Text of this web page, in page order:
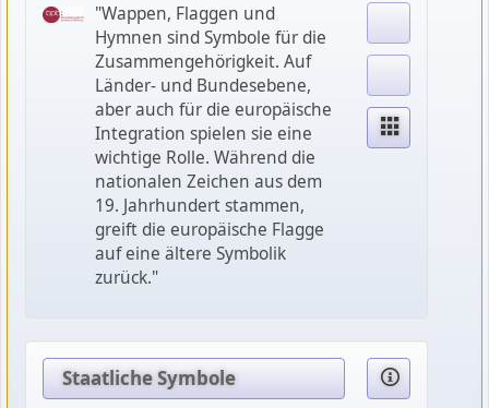
"Wappen, Flaggen und
Hymnen sind Symbole für die
Zusammengehörigkeit. Auf
Länder- und Bundesebene,
aber auch für die europäische
Integration spielen sie eine
wichtige Rolle. Während die
nationalen Zeichen aus dem
19. Jahrhundert stammen,
greift die europäische Flagge
auf eine ältere Symbolik
zurück."
Staatliche Symbole